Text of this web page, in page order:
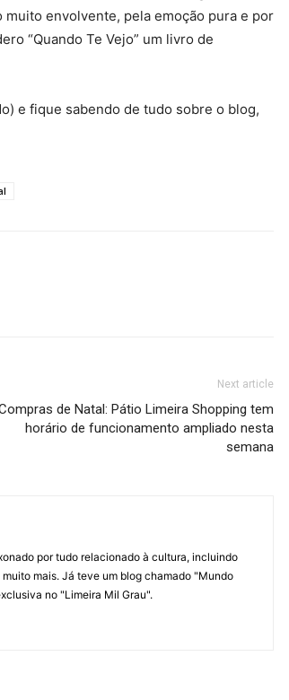
envolvente, pela emoção pura e por
“Quando Te Vejo” um livro de
e fique sabendo de tudo sobre o blog,
Next article
de Natal: Pátio Limeira Shopping tem
horário de funcionamento ampliado nesta
semana
por tudo relacionado à cultura, incluindo
mais. Já teve um blog chamado "Mundo
no "Limeira Mil Grau".